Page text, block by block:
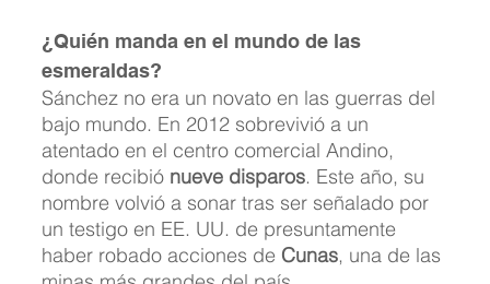
¿Quién manda en el mundo de las
esmeraldas?
Sánchez no era un novato en las guerras del
bajo mundo. En 2012 sobrevivió a un
atentado en el centro comercial Andino,
donde recibió nueve disparos. Este año, su
nombre volvió a sonar tras ser señalado por
un testigo en EE. UU. de presuntamente
haber robado acciones de Cunas, una de las